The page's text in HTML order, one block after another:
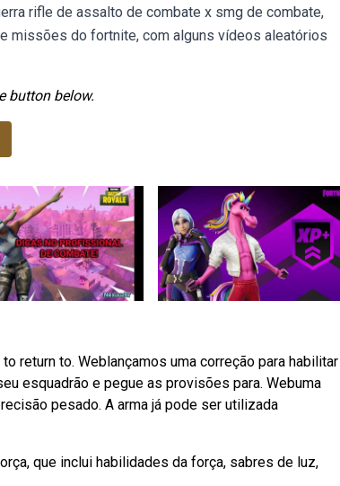
rifle de assalto de combate x smg de combate,
missões do fortnite, com alguns vídeos aleatórios
button below.
return to. Weblançamos uma correção para habilitar
esquadrão e pegue as provisões para. Webuma
pesado. A arma já pode ser utilizada
que inclui habilidades da força, sabres de luz,